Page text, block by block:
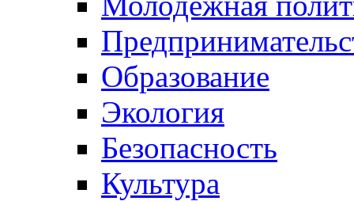
Образование
Экология
Безопасность
Культура